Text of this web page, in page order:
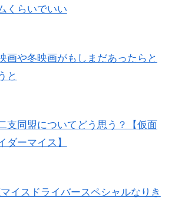
くらいでいい
画や冬映画がもしまだあったらと
と
支同盟についてどう思う？【仮面
ダーマイス】
イスドライバースペシャルなりき